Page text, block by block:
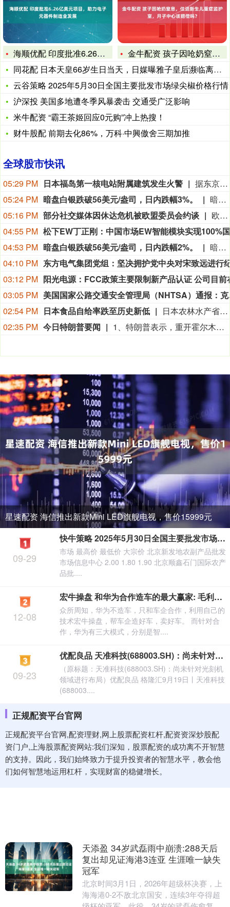
海顺优配 印度批准6.26亿美元项目，助力电子元器件制造业发
金牛配资 孩子因呛奶窒息，住进新生儿重症监护室，月子中心该赔
同花配 日本天皇66岁生日当天，日媒曝雅子皇后濒临离婚边缘！
云谷策略 2025年5月30日全国主要批发市场绿尖椒价格行情
沪深投 美国多地遭冬季风暴袭击 交通受广泛影响
米牛配资 “霸王茶姬回应0元购”冲上热搜！
财牛股配 前期去化86%，万科·中興傲舍三期加推
全球股市快讯
05:29 PM 日本福岛第一核电站附属建筑发生火警
据东京电力公司消息，当地时间8日15时35分左右，日本福岛第一核电站5号、6号机组服务建筑3、4层的火灾报警器发生启动。东京电力公司于当天16时01分向双叶消防本部报警。随后，消防部门赶赴现场确认，但未发现明火或冒烟。事件对核电站厂区设备没有造成影响，监测点以及厂区边界的尘埃监测仪等所测得的放射线量也未发现异常。（央视新闻）
05:24 PM 暗盘白银跌破56美元/盎司，日内跌幅3%。
暗盘白银跌破56美元/盎司，日内跌幅3%。
05:16 PM 部分社交媒体因休达危机被欧盟委员会约谈
欧盟委员会负责技术主权等事务的执行副主席汉娜·维尔库宁7日在社交媒体上表示，欧盟委员会当天就西班牙飞地休达局势约谈短视频平台TikTok和美国元公司（Meta），要求平台在危机期间加强内容监测并采取果断措施。 维尔库宁在社交媒体平台X上说，在危机情况下，社交媒体平台必须果断采取行动，维护数字空间完整性。她表示，平台应加强对相关内容的监测，并强化与事实核查机构的合作。 休达位于非洲西北部、直布罗陀海峡附近的地中海沿岸，与摩洛哥接壤。日前，大批非法移民从摩洛哥方向进入休达，引发近年来西班牙最严重的边境移民危机。 据德新社等媒体报道，一些进入休达的非法移民表示，他们此前从社交媒体获悉所谓“边境开放”“休达将提供住宿”以及“进入休达后可继续前往西班牙本土”等信息。 休达危机也引发了欧盟内部围绕外部边境管控和移民政策的新一轮争议。维尔库宁表示，欧盟委员会将于10日继续跟进相关情况。(新华社)
04:55 PM
04:53 PM 暗盘白银跌破56美元/盎司，日内跌幅2%。
暗盘白银跌破56美元/盎司，日内跌幅2%。
04:10 PM
03:12 PM
03:05 PM
美国国家公路交通安全管理局
02:54 PM 日本食品自给率跌至历史新低
日本农林水产省8月7日公布的数据显示，2025财年，即2025年4月至2026年3月，按热量计算的日本食品自给率下降1个百分点至37%，为历史最低水平。日本食品自给率是指国内生产的食品占国内食品总供给的比例。日本农林水产省表示，大米消费减少是食品自给率下降的重要原因。日本大米消费长期以来主要依靠本国供应，是日本食品自给率的重要支撑。米价上涨导致居民大米消费减少，国产大米提供的热量随之减少，显著拉低日本整体食品自给率。（CCTV国际时讯）
02:35 PM 今日特朗普要闻 1、特朗普表示，重开霍尔木兹海峡的谈判正在推进，尽管伊朗议员正在考虑对与美国和以色列相关的船只实施限制。 2、特朗普：（关于人工智能）这可能比石油还要重要。谁赢得人工智能，谁就赢得一切。就是如此重要。人工智能比互联网大很多倍。 3、报道称，美国总统特朗普近日在一次私下会晤中表示，他希望副总统万斯能够赢得2028年总统大选。 4、美国总统特朗普当地时间8月7日宣布，联邦政府将向多个关键矿产和电池项目投资30亿美元，旨在增加美国国内产量，并以此推动国家安全与产业政策。 5、美国总统特朗普6日否认他对国防部长赫格塞思不满，称对赫格塞思所做的工作“非常满意”。 6、白宫本周致信库克称，特朗普“正在考虑”解除其职务，并要求她在三周内回应有关抵押贷款欺诈的指控。 7、特朗普媒体集团退出与Crypto.com的两项交易。 8、当地时间8月6日，有记者在采访美国总统特朗普时提出，如果民主党人在中期选举后控制国会众议院，可能会再次试图弹劾他，特朗普表示，“很多人说我是有史以来最伟大的总统之一”。
星速配资 海信推出新款Mini LED旗舰电视，售价15999元
快牛策略 2025年5月30日全国主要批发市场绿豆芽价格行情
市场 最高价 最低价 大宗价 北京新发地农副产品批发
市场信息中心 2.00 1.80 1.90 北京顺鑫石门国际农产
品批....
09-29
宏牛操盘 和华为合作造车的最大赢家: 毛利率超29%国内第一, 单季收入481亿
众所周知，华为不造车，只和车企合作，利用自己的
技术宏牛操盘，帮车企造好车，卖好车。 而针对合
作，华为有三大模式，分别是智....
12-08
优配良品 天准科技(688003.SH)：尚未针对光刻机领域进行布局
（原标题：天准科技(688003.SH)：尚未针对光刻机
领域进行布局）优配良品 格隆汇9月19日丨天准科技
(688003....
09-23
正规配资平台官网
正规配资平台官网,配资理财,网上股票配资杠杆,配资资深炒股配
资门户,上海股票配资网站:我们深知，股票配资的成功离不开智慧
的支持。因此，我们始终致力于提升投资者的智慧水平，教会他
们如何智慧地运用杠杆，实现财富的稳健增长。
天添盈 34岁武磊雨中崩溃:288天后
复出却见证海港3连亚 生涯唯一缺失
冠军
北京时间3月1日，2026年超级杯决赛，上
海海港0-2不敌北京国安，连续3年夺得超